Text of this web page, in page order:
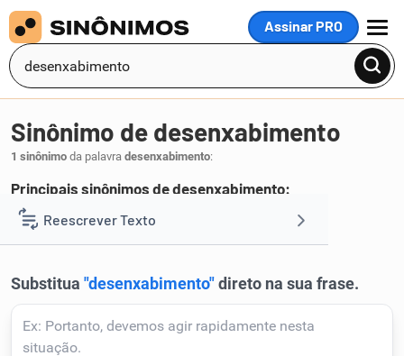
Assinar PRO
MENU
Reescrever Texto
Corrigir Texto
Sinônimo de desenxabimento
1 sinônimo da palavra desenxabimento:
Principais sinônimos de desenxabimento:
1 sensaboria.